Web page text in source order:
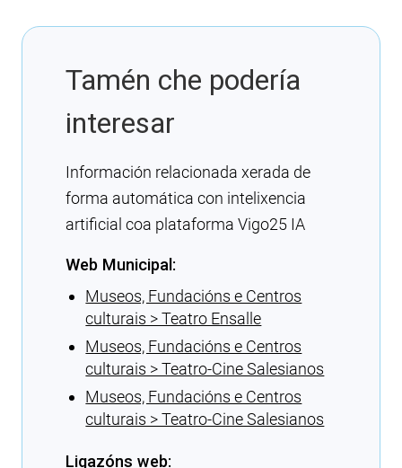
Tamén che podería
interesar
Información relacionada xerada de
forma automática con intelixencia
artificial coa plataforma Vigo25 IA
Web Municipal:
Museos, Fundacións e Centros
culturais > Teatro Ensalle
Museos, Fundacións e Centros
culturais > Teatro-Cine Salesianos
Museos, Fundacións e Centros
culturais > Teatro-Cine Salesianos
Ligazóns web: